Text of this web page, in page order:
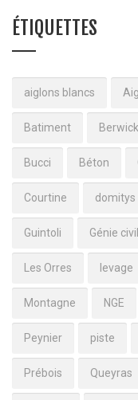
ÉTIQUETTES
aiglons blancs
Batiment Berwick
Bucci Béton
Courtine domitys
Guintoli Génie civil
Les Orres levage
Montagne NGE
Peynier piste
Prébois Queyras